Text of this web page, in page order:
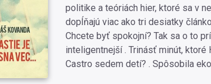
politike a teóriách hier, ktoré sa v
dopĺňajú viac ako tri desiatky
Chcete byť spokojní? Tak sa o to
inteligentnejší . Trinásť minút,
Castro sedem detí? . Spôsobila